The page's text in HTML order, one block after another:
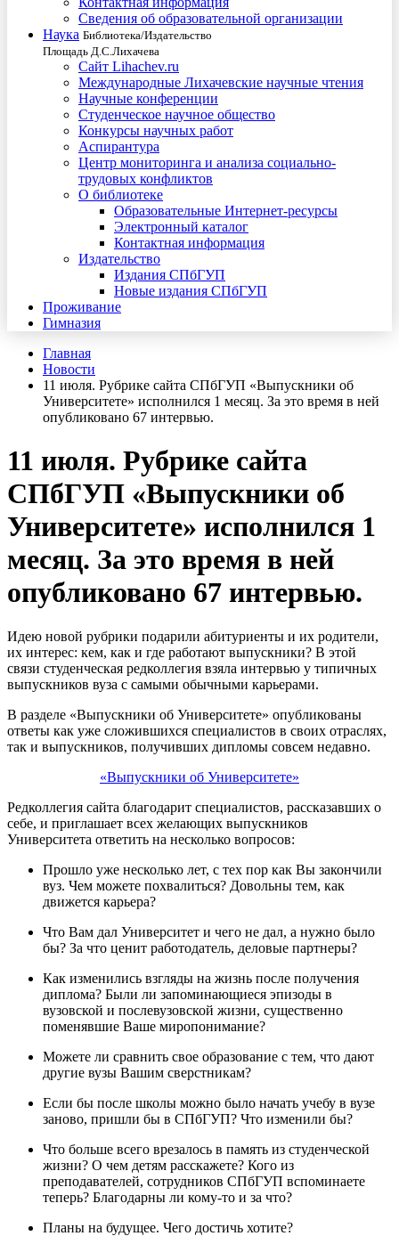
Сведения об образовательной организации
Наука Библиотека/Издательство
Площадь Д.С.Лихачева
Сайт Lihachev.ru
Международные Лихачевские научные чтения
Научные конференции
Студенческое научное общество
Конкурсы научных работ
Аспирантура
Центр мониторинга и анализа социально-
трудовых конфликтов
О библиотеке
Образовательные Интернет-ресурсы
Электронный каталог
Контактная информация
Издательство
Издания СПбГУП
Новые издания СПбГУП
Проживание
Гимназия
Главная
Новости
11 июля. Рубрике сайта СПбГУП «Выпускники об
Университете» исполнился 1 месяц. За это время в ней
опубликовано 67 интервью.
11 июля. Рубрике сайта
СПбГУП «Выпускники об
Университете» исполнился 1
месяц. За это время в ней
опубликовано 67 интервью.
Идею новой рубрики подарили абитуриенты и их родители,
их интерес: кем, как и где работают выпускники? В этой
связи студенческая редколлегия взяла интервью у типичных
выпускников вуза с самыми обычными карьерами.
В разделе «Выпускники об Университете» опубликованы
ответы как уже сложившихся специалистов в своих отраслях,
так и выпускников, получивших дипломы совсем недавно.
«Выпускники об Университете»
Редколлегия сайта благодарит специалистов, рассказавших о
себе, и приглашает всех желающих выпускников
Университета ответить на несколько вопросов:
Прошло уже несколько лет, с тех пор как Вы закончили
вуз. Чем можете похвалиться? Довольны тем, как
движется карьера?
Что Вам дал Университет и чего не дал, а нужно было
бы? За что ценит работодатель, деловые партнеры?
Как изменились взгляды на жизнь после получения
диплома? Были ли запоминающиеся эпизоды в
вузовской и послевузовской жизни, существенно
поменявшие Ваше миропонимание?
Можете ли сравнить свое образование с тем, что дают
другие вузы Вашим сверстникам?
Если бы после школы можно было начать учебу в вузе
заново, пришли бы в СПбГУП? Что изменили бы?
Что больше всего врезалось в память из студенческой
жизни? О чем детям расскажете? Кого из
преподавателей, сотрудников СПбГУП вспоминаете
теперь? Благодарны ли кому-то и за что?
Планы на будущее. Чего достичь хотите?